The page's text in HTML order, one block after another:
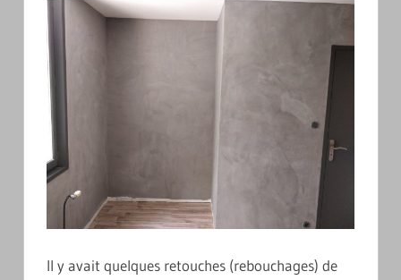
Il y avait quelques retouches (rebouchages) de